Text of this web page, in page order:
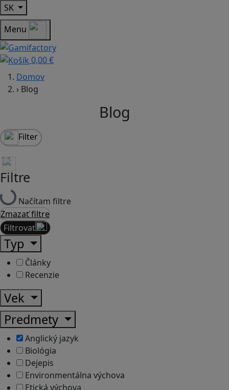
SK
Menu
0,00 €
Domov
› Blog
Blog
Filter
Filtre
Načítam filtre
Zmazať filtre
Filtrovať
Typ
Články
Recenzie
Vek
Predmety
Anglický jazyk
Biológia
Dejepis
Environmentálna výchova
Etická výchova